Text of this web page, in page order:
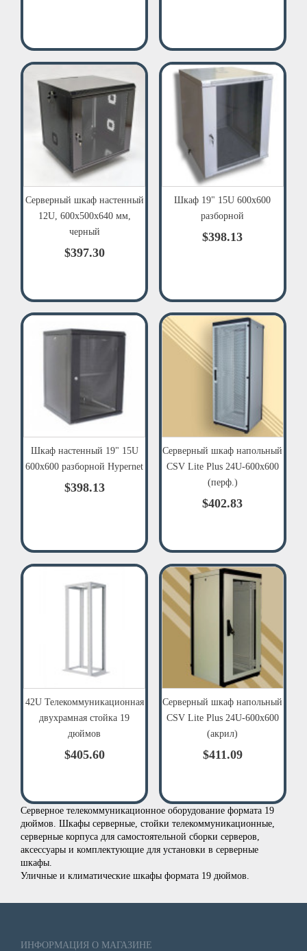
Серверный шкаф настенный
12U, 600x500x640 мм,
черный
$397.30
Шкаф 19" 15U 600x600
разборной
$398.13
Шкаф настенный 19" 15U
600x600 разборной Hypernet
$398.13
Серверный шкаф напольный
CSV Lite Plus 24U-600х600
(перф.)
$402.83
42U Телекоммуникационная
двухрамная стойка 19
дюймов
$405.60
Серверный шкаф напольный
CSV Lite Plus 24U-600х600
(акрил)
$411.09
Серверное телекоммуникационное оборудование формата 19
дюймов. Шкафы серверные, стойки телекоммуникационные,
серверные корпуса для самостоятельной сборки серверов,
аксессуары и комплектующие для установки в серверные
шкафы.
Уличные и климатические шкафы формата 19 дюймов.
ИНФОРМАЦИЯ О МАГАЗИНЕ